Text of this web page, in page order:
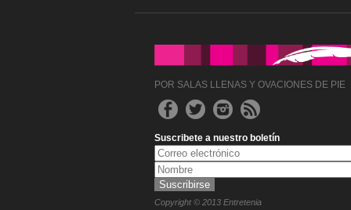
POR SALAS LLENAS Y OVACIONES DE PIE
Suscribete a nuestro boletín
Copyright © 2013 Entretenia